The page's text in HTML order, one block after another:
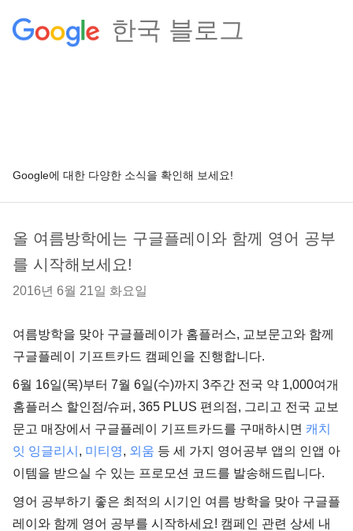
한국 블로그
Google에 대한 다양한 소식을 확인해 보세요!
올 여름방학에는 구글플레이와 함께 영어 공부
를 시작해보세요!
2016년 6월 21일 화요일
여름방학을 맞아 구글플레이가 홈플러스, 교보문고와 함께
구글플레이 기프트카드 캠페인을 진행합니다.
6월 16일(목)부터 7월 6일(수)까지 3주간 전국 약 1,000여개
홈플러스 할인점/슈퍼, 365 PLUS 편의점, 그리고 전국 교보
문고 매장에서 구글플레이 기프트카드를 구매하시면 캐치
잇 잉글리시 , 미티영, 외움 등 세 가지 영어공부 앱의 인앱 아
이템을 받으실 수 있는 프로모션 코드를 발송해드립니다.
영어 공부하기 좋은 최적의 시기인 여름 방학을 맞아 구글플
레이와 함께 영어 공부를 시작하세요! 캠페인 관련 상세 내